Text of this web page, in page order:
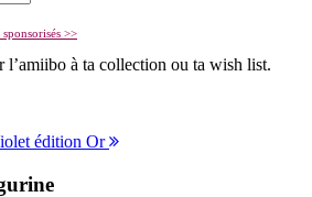
>>
l’amiibo à ta collection ou ta wish list.
édition Or